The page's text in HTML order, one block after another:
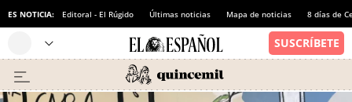
ES NOTICIA: Editoral - El Rúgido Últimas noticias Mapa de noticias 8 días de